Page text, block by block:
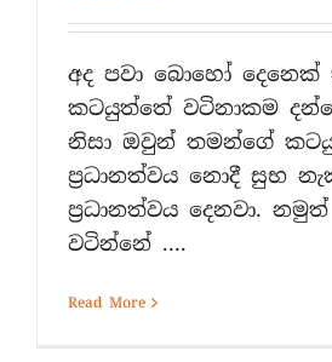
අද පවා බොහෝ
කටයුත්තේ වටිනාකම
නිසා ඔවුන් තමන්ගේ
ප්‍රධානත්වය නොදී සුභ
ප්‍රධානත්වය දෙනවා.
වටින්නේ ....
Read More